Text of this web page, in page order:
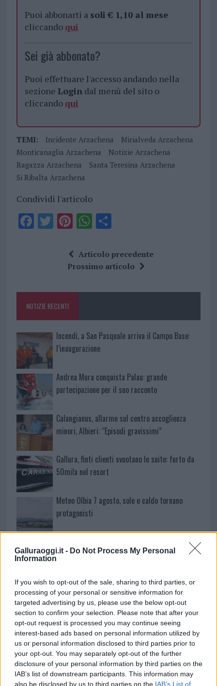
Galluraoggi.it - Do Not Process My Personal
Information
If you wish to opt-out of the sale, sharing to third parties, or
processing of your personal or sensitive information for
targeted advertising by us, please use the below opt-out
section to confirm your selection. Please note that after your
opt-out request is processed you may continue seeing
interest-based ads based on personal information utilized by
us or personal information disclosed to third parties prior to
your opt-out. You may separately opt-out of the further
disclosure of your personal information by third parties on the
IAB’s list of downstream participants. This information may
also be disclosed by us to third parties on the IAB’s List of
Puoi abbonarti a soli € 1,10 al mese
cliccando qui
Sei già abbonato?
Puoi effettuare l'accesso andando nella
sezione Logindal menù del sito o
cliccando qui
TEMI: Incidente Arzachena
Mirialveda Arzachena
Monticanaglia Arzachena
Notizie Arzachena
Ragazza Arzachena
Santa Teresina Arzachena
Si Ribalta Arzachena
Condividi l'articolo
F
o
k
T Pi
te
re
W
at
s
p
S
a
re
Articolo precedente
Prossimo articolo
NOTIZIE RECENTI
Incendi, a San Pasquale arriva il Campo Base:
l’inaugurazione
Andrea Mura conquista Palau: grande
partecipazione per il suo racconto
Calangianus, allarme sul centro accoglienza
minori, Albieri: “Episodi gravissimi”
Gallura, finti clienti svuotano le suite: furto da
50mila nel resort
Meteo Olbia 7 agosto, sole e caldo tornano
protagonisti
Test tunnel Olbia: rampe chiuse ancora fino a
fine agosto
Aggius conquista la classifica delle mete più
amate dell’estate 2026